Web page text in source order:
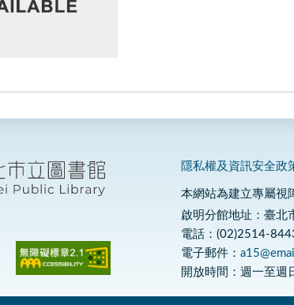
隱私權及資訊安全政
本網站為建立專屬視
啟明分館地址：臺北
電話：(02)2514-
電子郵件：
開放時間：週一至週